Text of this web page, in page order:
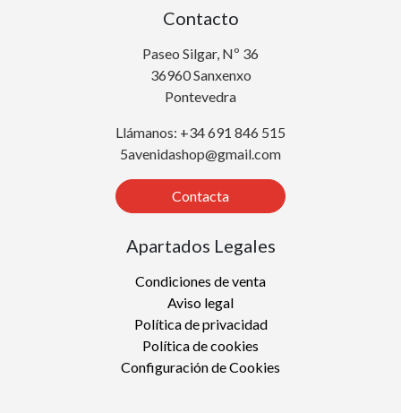
Contacto
Paseo Silgar, Nº 36
36960 Sanxenxo
Pontevedra
Llámanos: +34 691 846 515
5avenidashop@gmail.com
Contacta
Apartados Legales
Condiciones de venta
Aviso legal
Política de privacidad
Política de cookies
Configuración de Cookies